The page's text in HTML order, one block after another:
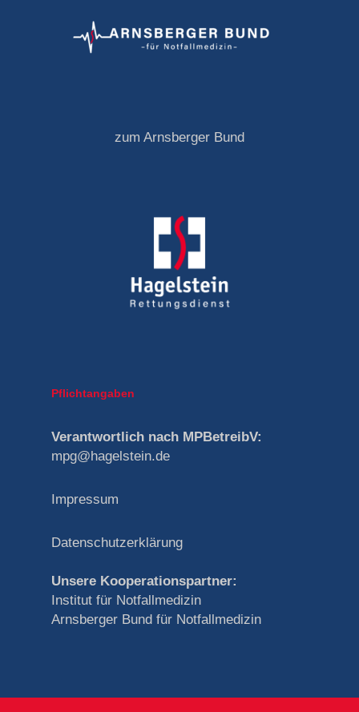
zum Arnsberger Bund
Pflichtangaben
Verantwortlich nach MPBetreibV:
mpg@hagelstein.de
Impressum
Datenschutzerklärung
Unsere Kooperationspartner:
Institut für Notfallmedizin
Arnsberger Bund für Notfallmedizin